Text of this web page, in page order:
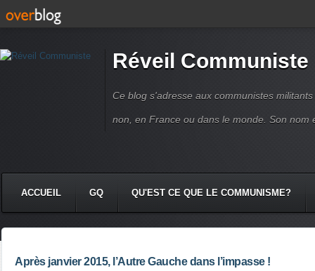
Réveil Communiste
Ce blog s'adresse aux communistes
non, en France ou dans le monde. Son nom
ACCUEIL GQ QU'EST CE QUE LE COMMUNISME?
Après janvier 2015, l’Autre Gauche dans l’impasse !